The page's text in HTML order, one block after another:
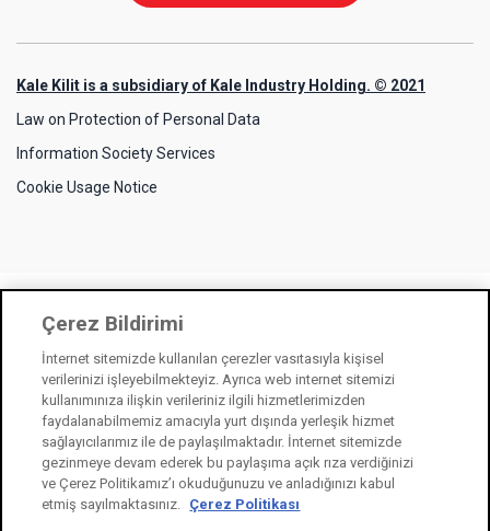
Kale Kilit is a subsidiary of Kale Industry Holding. © 2021
Law on Protection of Personal Data
Information Society Services
Cookie Usage Notice
Çerez Bildirimi
İnternet sitemizde kullanılan çerezler vasıtasıyla kişisel
verilerinizi işleyebilmekteyiz. Ayrıca web internet sitemizi
kullanımınıza ilişkin verileriniz ilgili hizmetlerimizden
faydalanabilmemiz amacıyla yurt dışında yerleşik hizmet
sağlayıcılarımız ile de paylaşılmaktadır. İnternet sitemizde
gezinmeye devam ederek bu paylaşıma açık rıza verdiğinizi
ve Çerez Politikamız’ı okuduğunuzu ve anladığınızı kabul
etmiş sayılmaktasınız. Çerez Politikası